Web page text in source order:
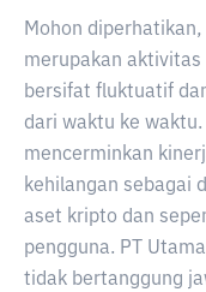
Mohon
merupakan
bersifat fluktuatif
dari waktu ke
mencerminkan
kehilangan sebagai
aset kripto dan
pengguna. PT
tidak bertanggung